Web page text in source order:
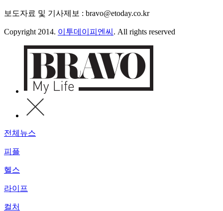
보도자료 및 기사제보 : bravo@etoday.co.kr
Copyright 2014. 이투데이피엔씨 . All rights reserved
전체뉴스
피플
헬스
라이프
컬처